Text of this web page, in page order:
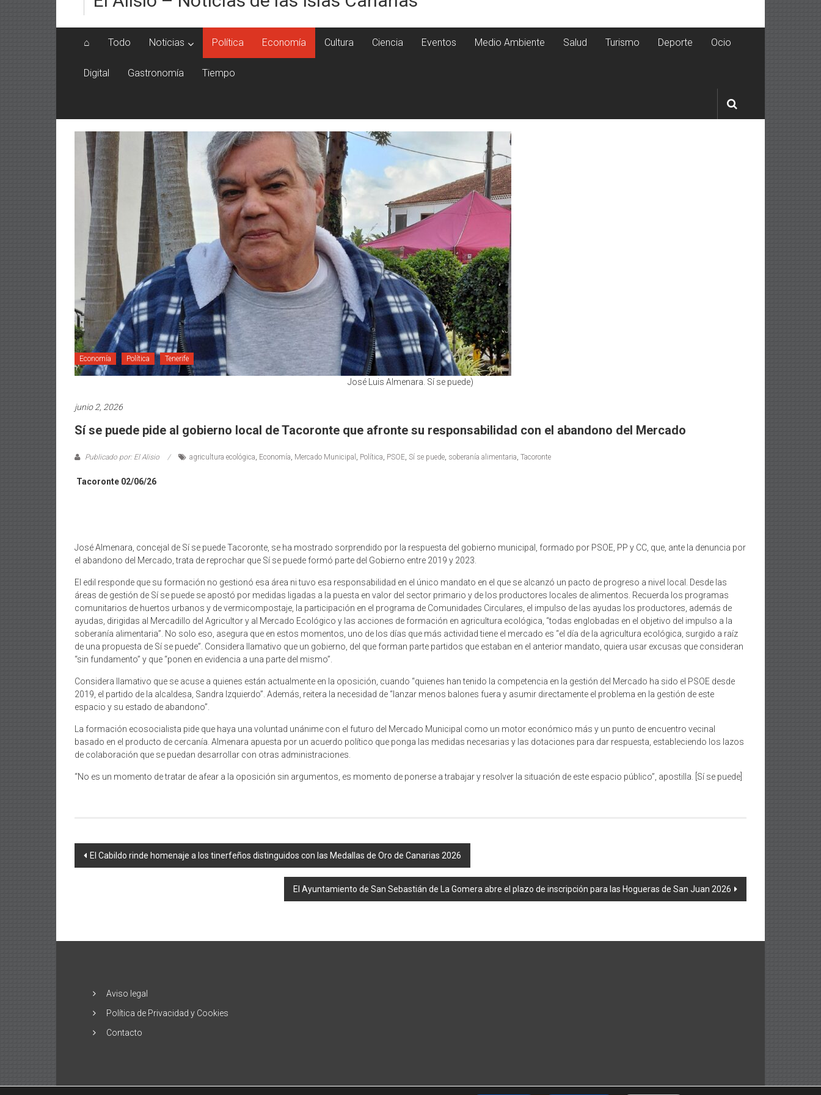
⌂ Todo Noticias Política Economía Cultura Ciencia Eventos Medio Ambiente Salud Turismo Deporte Ocio
Digital Gastronomía Tiempo
Economía Política Tenerife
José Luis Almenara. Sí se puede)
junio 2, 2026
Sí se puede pide al gobierno local de Tacoronte que afronte su responsabilidad con el abandono del Mercado
Publicado por: El Alisio agricultura ecológica, Economía, Mercado Municipal , Política, PSOE, Sí se puede, soberanía alimentaria, Tacoronte
Tacoronte 02/06/26
José Almenara, concejal de Sí se puede Tacoronte, se ha mostrado sorprendido por la respuesta del gobierno municipal, formado por PSOE, PP y CC, que, ante la denuncia por
el abandono del Mercado, trata de reprochar que Sí se puede formó parte del Gobierno entre 2019 y 2023.
El edil responde que su formación no gestionó esa área ni tuvo esa responsabilidad en el único mandato en el que se alcanzó un pacto de progreso a nivel local. Desde las
áreas de gestión de Sí se puede se apostó por medidas ligadas a la puesta en valor del sector primario y de los productores locales de alimentos. Recuerda los programas
comunitarios de huertos urbanos y de vermicompostaje, la participación en el programa de Comunidades Circulares, el impulso de las ayudas los productores, además de
ayudas, dirigidas al Mercadillo del Agricultor y al Mercado Ecológico y las acciones de formación en agricultura ecológica, “todas englobadas en el objetivo del impulso a la
soberanía alimentaria”. No solo eso, asegura que en estos momentos, uno de los días que más actividad tiene el mercado es “el día de la agricultura ecológica, surgido a raíz
de una propuesta de Sí se puede”. Considera llamativo que un gobierno, del que forman parte partidos que estaban en el anterior mandato, quiera usar excusas que consideran
“sin fundamento” y que “ponen en evidencia a una parte del mismo”.
Considera llamativo que se acuse a quienes están actualmente en la oposición, cuando “quienes han tenido la competencia en la gestión del Mercado ha sido el PSOE desde
2019, el partido de la alcaldesa, Sandra Izquierdo”. Además, reitera la necesidad de “lanzar menos balones fuera y asumir directamente el problema en la gestión de este
espacio y su estado de abandono”.
La formación ecosocialista pide que haya una voluntad unánime con el futuro del Mercado Municipal como un motor económico más y un punto de encuentro vecinal
basado en el producto de cercanía. Almenara apuesta por un acuerdo político que ponga las medidas necesarias y las dotaciones para dar respuesta, estableciendo los lazos
de colaboración que se puedan desarrollar con otras administraciones.
“No es un momento de tratar de afear a la oposición sin argumentos, es momento de ponerse a trabajar y resolver la situación de este espacio público”, apostilla. [Sí se puede]
Navegación
El Cabildo rinde homenaje a los tinerfeños distinguidos con las Medallas de Oro de Canarias 2026
El Ayuntamiento de San Sebastián de La Gomera abre el plazo de inscripción para las Hogueras de San Juan 2026
Aviso legal
Política de Privacidad y Cookies
Contacto